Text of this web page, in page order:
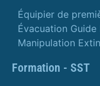
Équipier de
Évacuation Guide
Manipulation
Formation - SST